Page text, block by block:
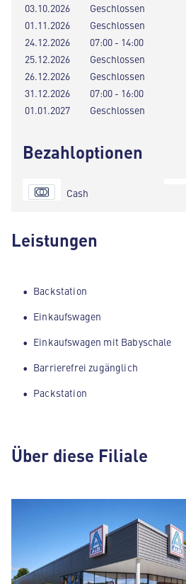
03.10.2026
Geschlossen
01.11.2026
Geschlossen
24.12.2026
07:00 - 14:00
25.12.2026
Geschlossen
26.12.2026
Geschlossen
31.12.2026
07:00 - 16:00
01.01.2027
Geschlossen
Bezahloptionen
Cash
Leistungen
Backstation
Einkaufswagen
Einkaufswagen mit Babyschale
Barrierefrei zugänglich
Packstation
Über diese Filiale